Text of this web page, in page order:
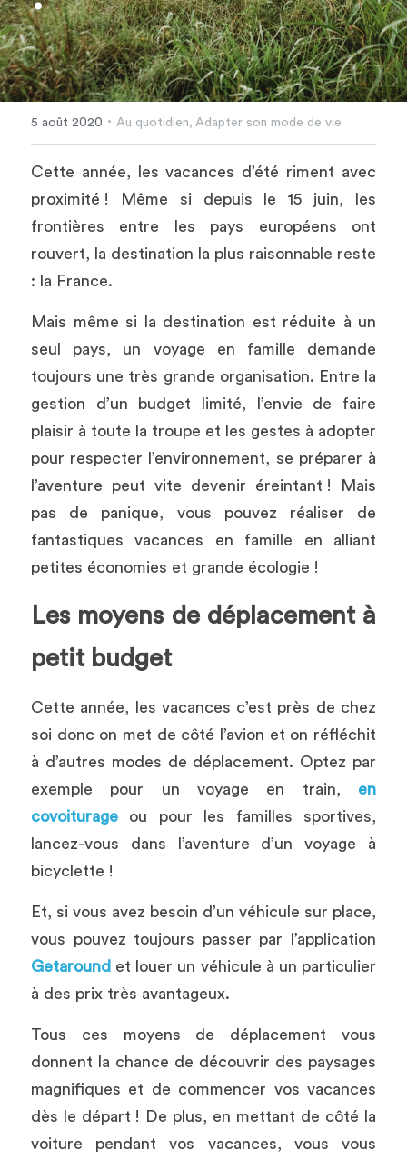
5 août 2020 · Au quotidien, Adapter son mode de vie
Cette année, les vacances d’été riment avec
proximité ! Même si depuis le 15 juin, les
frontières entre les pays européens ont
rouvert, la destination la plus raisonnable reste
: la France.
Mais même si la destination est réduite à un
seul pays, un voyage en famille demande
toujours une très grande organisation. Entre la
gestion d’un budget limité, l’envie de faire
plaisir à toute la troupe et les gestes à adopter
pour respecter l’environnement, se préparer à
l’aventure peut vite devenir éreintant ! Mais
pas de panique, vous pouvez réaliser de
fantastiques vacances en famille en alliant
petites économies et grande écologie !
Les moyens de déplacement à
petit budget
Cette année, les vacances c’est près de chez
soi donc on met de côté l’avion et on réfléchit
à d’autres modes de déplacement. Optez par
exemple pour un voyage en train, en
covoiturage ou pour les familles sportives,
lancez-vous dans l’aventure d’un voyage à
bicyclette !
Et, si vous avez besoin d’un véhicule sur place,
Getaround et louer un véhicule à un particulier
à des prix très avantageux.
Tous ces moyens de déplacement vous
donnent la chance de découvrir des paysages
magnifiques et de commencer vos vacances
dès le départ ! De plus, en mettant de côté la
voiture pendant vos vacances, vous vous